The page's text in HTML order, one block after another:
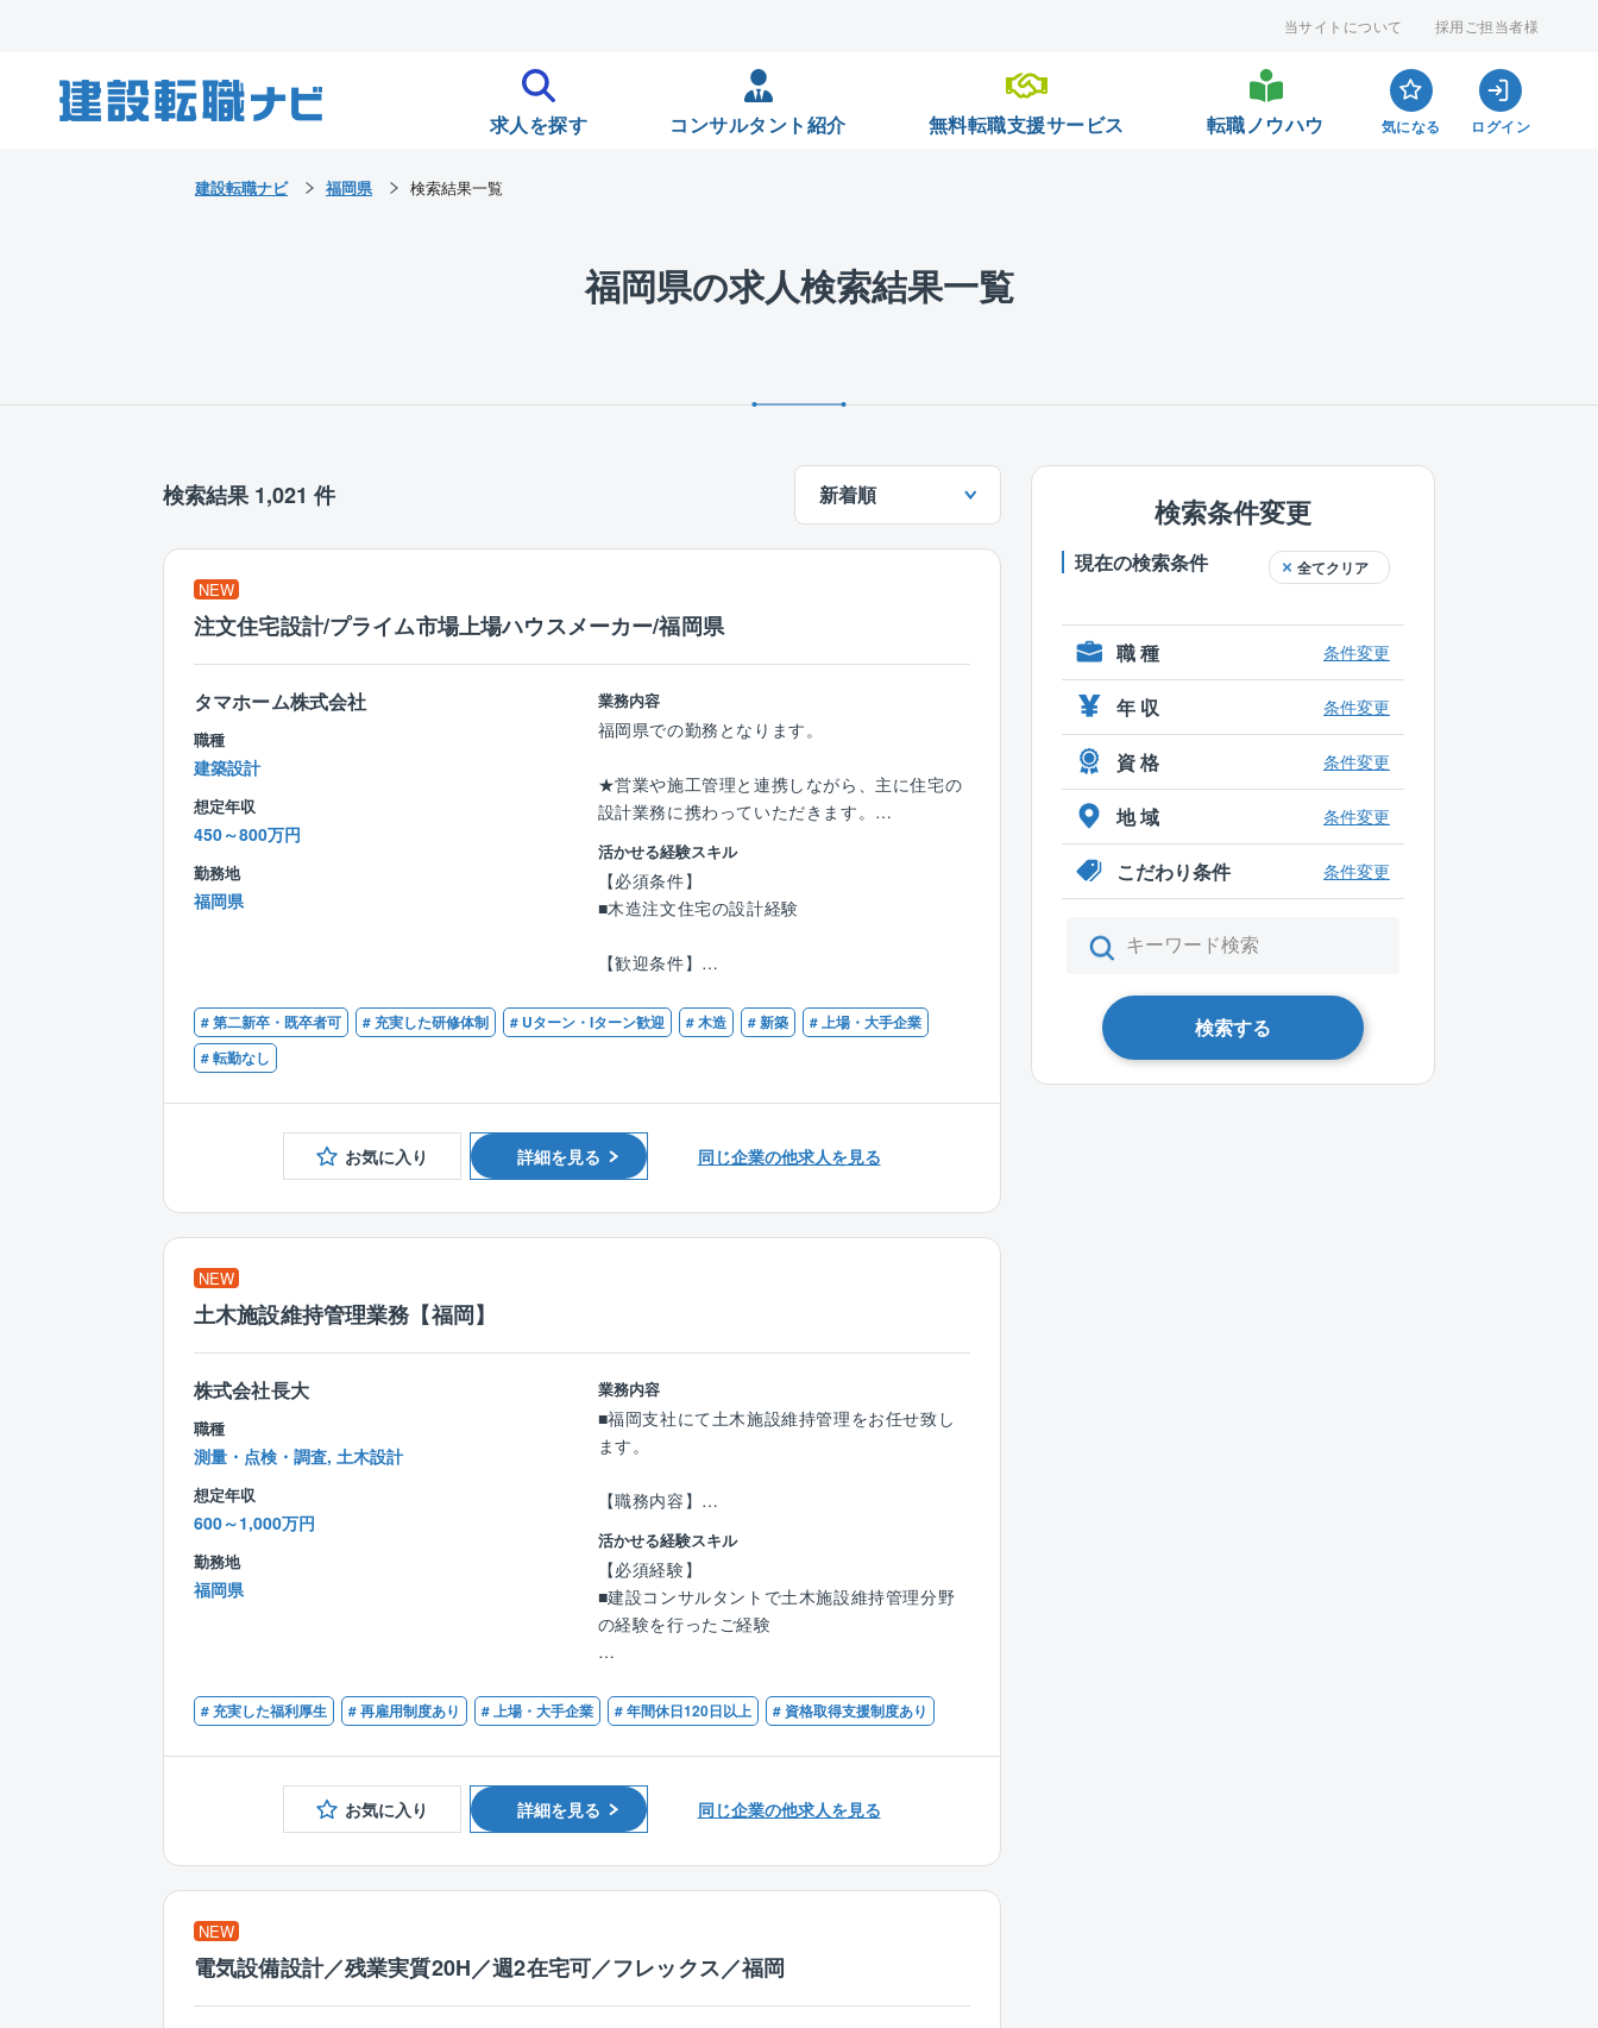
当サイトについて 採用ご担当者様
求人を探す コンサルタント紹介 無料転職支援サービス 転職ノウハウ 気になる ログイン
福岡県の求人検索結果一覧
検索結果 1,021 件 新着順
NEW
注文住宅設計/プライム市場上場ハウスメーカー/福岡県
タマホーム株式会社
職種
建築設計
想定年収
450～800万円
勤務地
福岡県
業務内容
福岡県での勤務となります。
★営業や施工管理と連携しながら、主に住宅の
設計業務に携わっていただきます。
【業務内容】
＜確認申請業務／工事管理業務＞
■営業社員が作成したプランを法律や構造の観
■図面承認後、確認申請用図面 書類の作成
■現地確認を行い、図面/書類作成後、役所への
確認申請提出
＜図面/見積作成業務＞
■法及び構造チェック後の契約用図面と見積書
※年間で10棟～20棟の設計をご担当いただきま
す。
※お客様との打ち合わせへの同席を依頼される
年間休日120日、残業は月20～30時間程度と働
きやすい環境が整っています。
入社後の研修も徐々に充実化を図っており、育
成にも力をいれています。
設計職は特に育成体制が整っており、離職率も
与＋残業代）
13年目：係長／934万円（月収50.6万円＋賞与
■福利厚生：
活かせる経験スキル
【必須条件】
■木造注文住宅の設計経験
【歓迎条件】
■建築施工管理技士資格
■確認申請業務のご経験
# 第二新卒・既卒者可 # 充実した研修体制 # Uターン・Iターン歓迎 # 木造 # 新築
# 上場・大手企業
# 転勤なし
お気に入り 詳細を見る 同じ企業の他求人を見る
NEW
土木施設維持管理業務【福岡】
株式会社長大
職種
測量・点検・調査, 土木設計
想定年収
600～1,000万円
勤務地
福岡県
業務内容
■福岡支社にて土木施設維持管理をお任せ致し
ます。
【職務内容】
1)インフラ施設（主に道路施設）の点検・診断
業務
2)長寿命化計画等インフラ施設のライフサイク
ル最適化検討
3)インフラ情報の整備・活用による維持管理の
高度化検討
【特徴】
物、駐車場やドーム関連施設などの施設）の日
常的な施設の点検・診断業務、情報管理業務、
【同社の特徴】
活かせる経験スキル
【必須経験】
■建設コンサルタントで土木施設維持管理分野
の経験を行ったご経験
■技術士（建設部門、応用理学部門等）
■RCCM（道路、トンネル、鋼構造及びコンク
リート、建設情報）
■1級土木施工管理技士
■コンクリート診断士
■鋼構造物診断士
■道路橋梁点検士
# 充実した福利厚生 # 再雇用制度あり # 上場・大手企業 # 年間休日120日以上 # 資格取得支援制度あり
お気に入り 詳細を見る 同じ企業の他求人を見る
NEW
電気設備設計／残業実質20H／週2在宅可／フレックス／福岡
検索条件変更
現在の検索条件 全てクリア
職 種 条件変更
年 収 条件変更
資 格 条件変更
地 域 条件変更
こだわり条件 条件変更
検索する
建設転職ナビ 福岡県 検索結果一覧